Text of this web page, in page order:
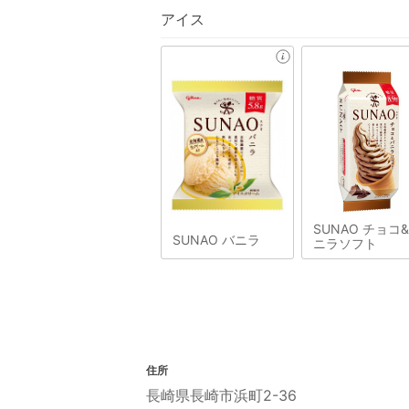
アイス
SUNAO バニラ
SUNAO チョコ
ニラソフト
住所
長崎県長崎市浜町2-36